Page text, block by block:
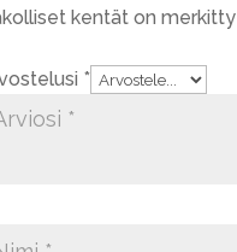
kentät on merkitty
*